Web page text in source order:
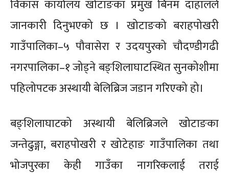
विकास कार्यालय खोटाङका प्रमुख बिनम दाहालले
जानकारी दिनुभएको छ । खोटाङको बराहपोखरी
गाउँपालिका–५ पौवासेरा र उदयपुरको चौदण्डीगढी
नगरपालिका–१ जोड्ने बङ्शिलाघाटस्थित सुनकोशीमा
पहिलोपटक अस्थायी बेलिब्रिज जडान गरिएको हो।
बङ्शिलाघाटको अस्थायी बेलिब्रिजले खोटाङका
जन्तेढुङ्गा, बराहपोखरी र खोटेहाङ गाउँपालिका तथा
भोजपुरका केही गाउँका नागरिकलाई तराई